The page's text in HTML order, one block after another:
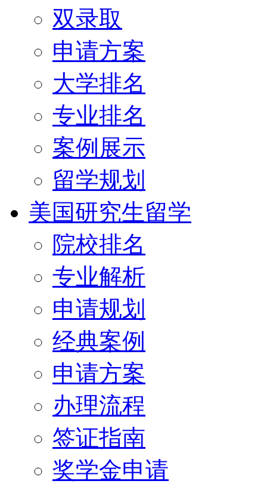
双录取
申请方案
大学排名
专业排名
案例展示
留学规划
美国研究生留学
院校排名
专业解析
申请规划
经典案例
申请方案
办理流程
签证指南
奖学金申请